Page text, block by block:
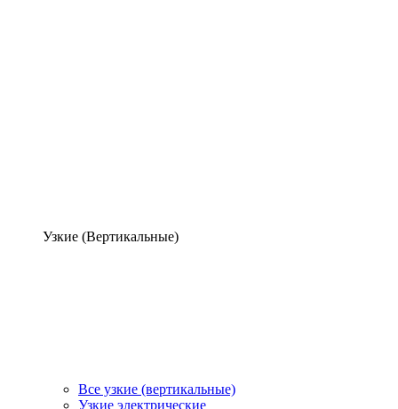
Узкие (Вертикальные)
Все узкие (вертикальные)
Узкие электрические